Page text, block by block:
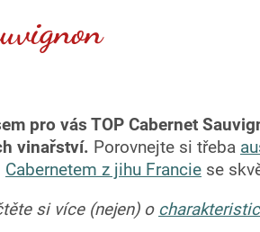
pro vás TOP Cabernet
vinařství. Porovnejte si třeba
Cabernetem z jihu Francie se
si více (nejen) o